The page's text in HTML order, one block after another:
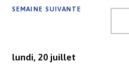
SEMAINE SUIVANTE
lundi, 20 juillet